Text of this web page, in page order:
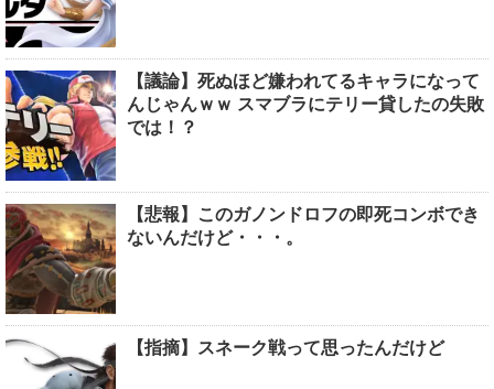
【議論】死ぬほど嫌われてるキャラになって
んじゃんｗｗ スマブラにテリー貸したの失敗
では！？
【悲報】このガノンドロフの即死コンボでき
ないんだけど・・・。
【指摘】スネーク戦って思ったんだけど